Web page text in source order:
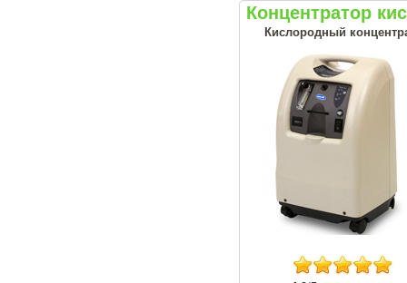
Концентратор
Кислородный